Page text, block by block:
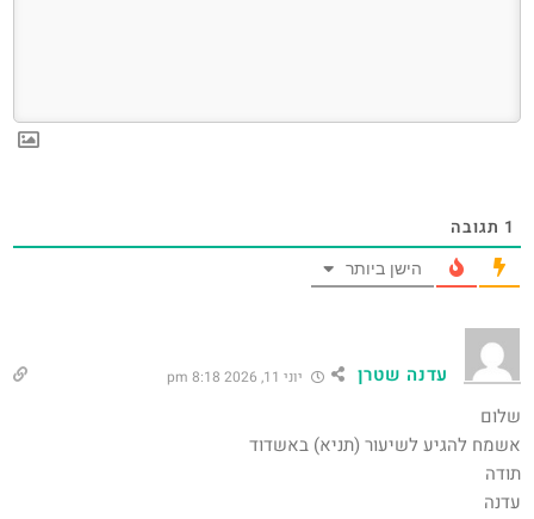
1 תגובה
הישן ביותר
עדנה שטרן יוני 11, 2026 8:18 pm
שלום
אשמח להגיע לשיעור (תניא) באשדוד
תודה
עדנה